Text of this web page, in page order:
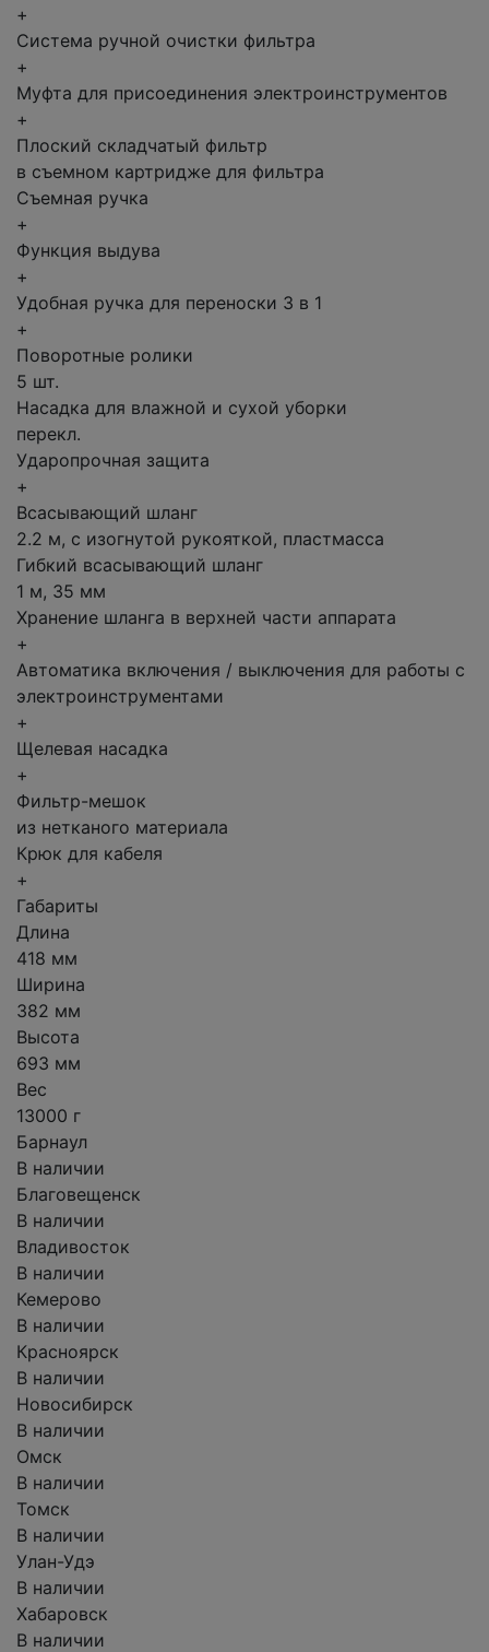
+
Система ручной очистки фильтра
+
Муфта для присоединения электроинструментов
+
Плоский складчатый фильтр
в съемном картридже для фильтра
Съемная ручка
+
Функция выдува
+
Удобная ручка для переноски 3 в 1
+
Поворотные ролики
5 шт.
Насадка для влажной и сухой уборки
перекл.
Ударопрочная защита
+
Всасывающий шланг
2.2 м, с изогнутой рукояткой, пластмасса
Гибкий всасывающий шланг
1 м, 35 мм
Хранение шланга в верхней части аппарата
+
Автоматика включения / выключения для работы с
электроинструментами
+
Щелевая насадка
+
Фильтр-мешок
из нетканого материала
Крюк для кабеля
+
Габариты
Длина
418 мм
Ширина
382 мм
Высота
693 мм
Вес
13000 г
Барнаул
В наличии
Благовещенск
В наличии
Владивосток
В наличии
Кемерово
В наличии
Красноярск
В наличии
Новосибирск
В наличии
Омск
В наличии
Томск
В наличии
Улан-Удэ
В наличии
Хабаровск
В наличии